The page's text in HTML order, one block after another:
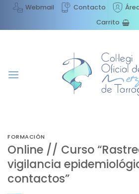
Saltar
contenido
Webmail Contacto
Carrito
FORMACIÓN
Online // Curso
vigilancia
contactos”